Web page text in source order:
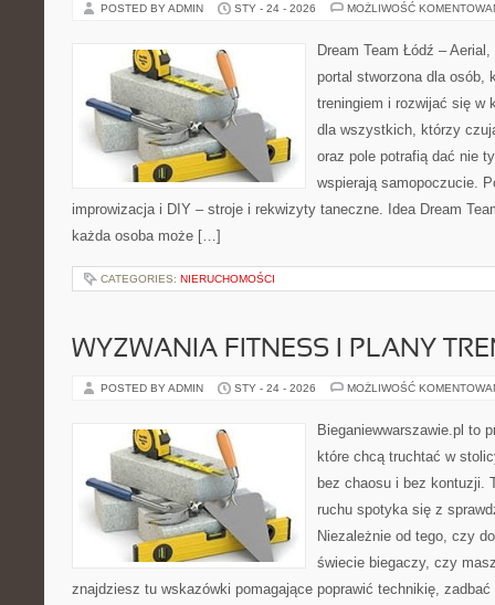
POSTED BY ADMIN STY - 24 - 2026 MOŻLIWOŚĆ
Dream Team Łódź –
portal stworzona dla osób,
treningiem i rozwijać się w
dla wszystkich, którzy
oraz pole potrafią dać nie
wspierają samopoczucie.
improwizacja i DIY – stroje i rekwizyty taneczne. Idea Dream
każda osoba może […]
CATEGORIES: NIERUCHOMOŚCI
WYZWANIA FITNESS I PLANY
POSTED BY ADMIN STY - 24 - 2026 MOŻLIWOŚĆ
Bieganiewwarszawie.pl to
które chcą truchtać w
bez chaosu i bez kontuzji.
ruchu spotyka się z
Niezależnie od tego, czy
świecie biegaczy, czy
znajdziesz tu wskazówki pomagające poprawić technikię,